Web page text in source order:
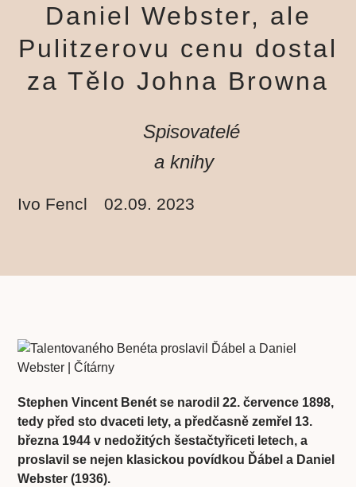
Daniel Webster, ale
Pulitzerovu cenu dostal
za Tělo Johna Browna
Spisovatelé
a knihy
Ivo Fencl 02.09. 2023
Stephen Vincent Benét se narodil 22. července 1898,
tedy před sto dvaceti lety, a předčasně zemřel 13.
března 1944 v nedožitých šestačtyřiceti letech, a
proslavil se nejen klasickou povídkou Ďábel a Daniel
Webster (1936).